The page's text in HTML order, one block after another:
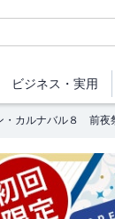
ビジネス ・実用
・カルナバル８ 前夜